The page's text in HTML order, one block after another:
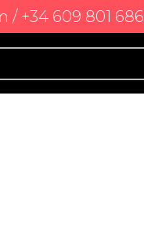
+34 609 801 686